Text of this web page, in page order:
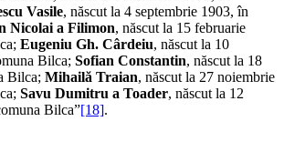
Vasile, născut la 4 septembrie 1903, în
Nicolai a Filimon, născut la 15 februarie
Eugeniu Gh. Cârdeiu, născut la 10
Bilca; Sofian Constantin, născut la 18
Bilca; Mihailă Traian, născut la 27 noiembrie
Savu Dumitru a Toader, născut la 12
Bilca”[18].